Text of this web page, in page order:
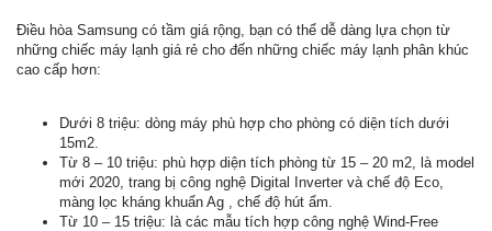
Điều hòa Samsung có tầm giá rộng, bạn có thể dễ dàng lựa chọn từ
những chiếc máy lạnh giá rẻ cho đến những chiếc máy lạnh phân khúc
cao cấp hơn:
Dưới 8 triệu: dòng máy phù hợp cho phòng có diện tích dưới
15m2.
Từ 8 – 10 triệu: phù hợp diện tích phòng từ 15 – 20 m2, là model
mới 2020, trang bị công nghệ Digital Inverter và chế độ Eco,
màng lọc kháng khuẩn Ag , chế độ hút ẩm.
Từ 10 – 15 triệu: là các mẫu tích hợp công nghệ Wind-Free